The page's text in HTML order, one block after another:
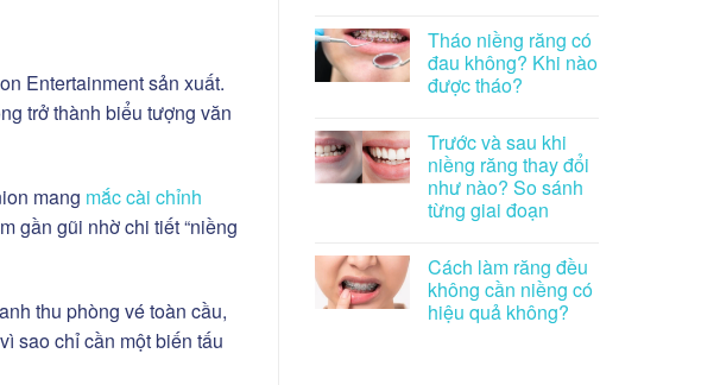
Entertainment sản xuất.
trở thành biểu tượng văn
mang mắc cài chỉnh
gần gũi nhờ chi tiết “niềng
thu phòng vé toàn cầu,
sao chỉ cần một biến tấu
Tháo niềng răng có
đau không? Khi nào
được tháo?
Trước và sau khi
niềng răng thay đổi
như nào? So sánh
từng giai đoạn
Cách làm răng đều
không cần niềng có
hiệu quả không?